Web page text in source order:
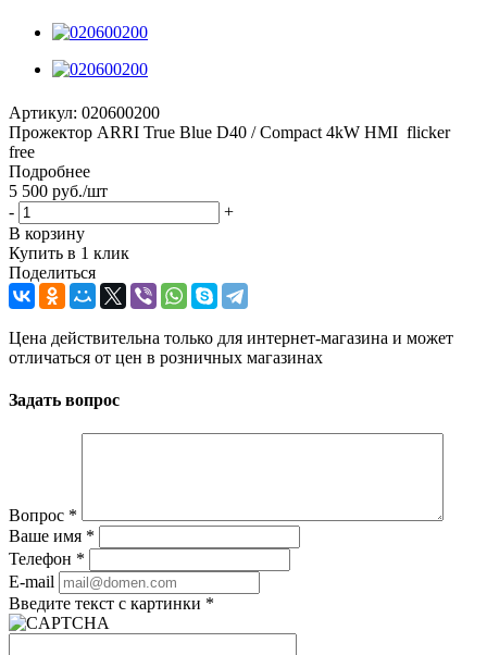
Артикул: 020600200
Прожектор ARRI True Blue D40 / Compact 4kW HMI flicker
free
Подробнее
5 500 руб./шт
-
+
В корзину
Купить в 1 клик
Поделиться
Цена действительна только для интернет-магазина и может
отличаться от цен в розничных магазинах
Задать вопрос
Вопрос *
Ваше имя *
Телефон *
E-mail
Введите текст с картинки *